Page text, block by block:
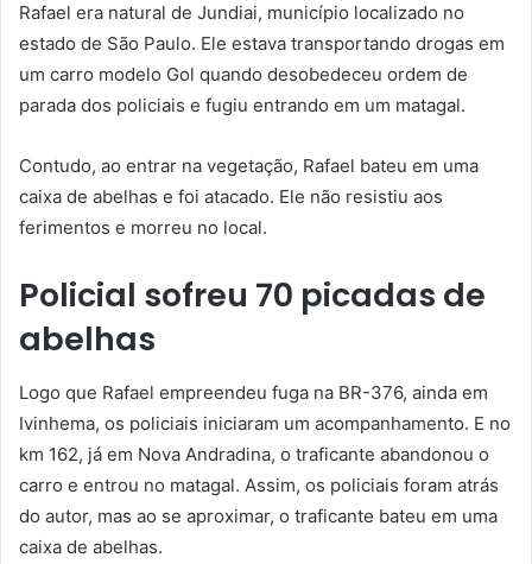
Rafael era natural de Jundiai, município localizado no
estado de São Paulo. Ele estava transportando drogas em
um carro modelo Gol quando desobedeceu ordem de
parada dos policiais e fugiu entrando em um matagal.
Contudo, ao entrar na vegetação, Rafael bateu em uma
caixa de abelhas e foi atacado. Ele não resistiu aos
ferimentos e morreu no local.
Policial sofreu 70 picadas de
abelhas
Logo que Rafael empreendeu fuga na BR-376, ainda em
Ivinhema, os policiais iniciaram um acompanhamento. E no
km 162, já em Nova Andradina, o traficante abandonou o
carro e entrou no matagal. Assim, os policiais foram atrás
do autor, mas ao se aproximar, o traficante bateu em uma
caixa de abelhas.